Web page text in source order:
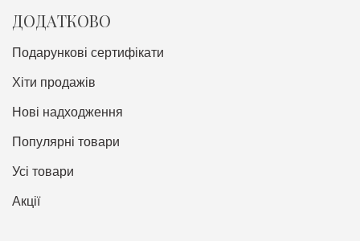
ДОДАТКОВО
Подарункові сертифікати
Хіти продажів
Нові надходження
Популярні товари
Усі товари
Акції